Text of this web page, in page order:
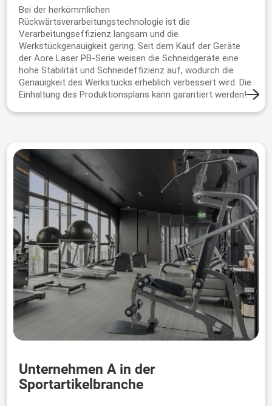
Bei der herkömmlichen
Rückwärtsverarbeitungstechnologie ist die
Verarbeitungseffizienz langsam und die
Werkstückgenauigkeit gering. Seit dem Kauf der Geräte
der Aore Laser PB-Serie weisen die Schneidgeräte eine
hohe Stabilität und Schneideffizienz auf, wodurch die
Genauigkeit des Werkstücks erheblich verbessert wird. Die
Einhaltung des Produktionsplans kann garantiert werden!
Unternehmen A in der
Sportartikelbranche